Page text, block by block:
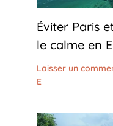
Éviter Paris
le calme en
Laisser un
E